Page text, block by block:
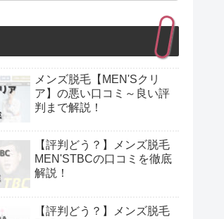
メンズ脱毛【MEN'Sクリ
ア】の悪い口コミ～良い評
判まで解説！
【評判どう？】メンズ脱毛
MEN'STBCの口コミを徹底
解説！
【評判どう？】メンズ脱毛